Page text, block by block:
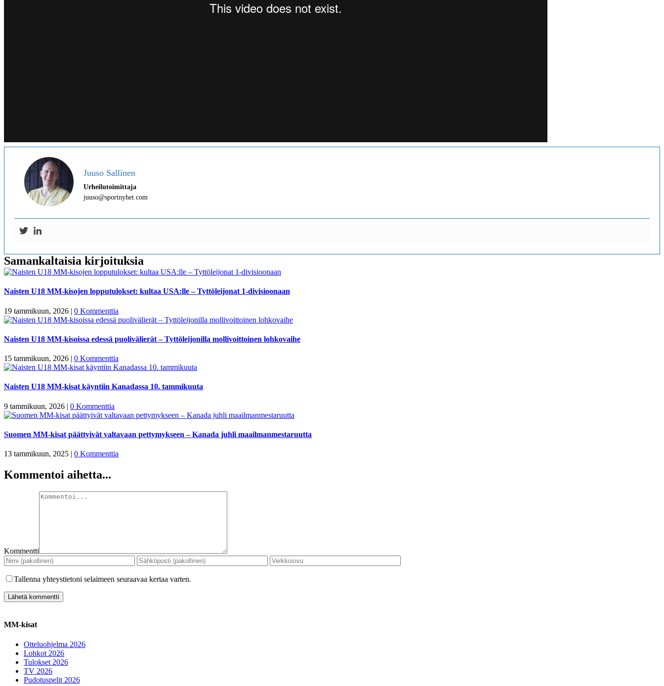
Juuso Sallinen
Urheilutoimittaja
juuso@sportnyhet.com
Samankaltaisia kirjoituksia
Naisten U18 MM-kisojen lopputulokset: kultaa USA:lle – Tyttöleijonat 1-divisioonaan
19 tammikuun, 2026 | 0 Kommenttia
Naisten U18 MM-kisoissa edessä puolivälierät – Tyttöleijonilla mollivoittoinen lohkovaihe
15 tammikuun, 2026 | 0 Kommenttia
Naisten U18 MM-kisat käyntiin Kanadassa 10. tammikuuta
9 tammikuun, 2026 | 0 Kommenttia
Suomen MM-kisat päättyivät valtavaan pettymykseen – Kanada juhli maailmanmestaruutta
13 tammikuun, 2025 | 0 Kommenttia
Kommentoi aihetta...
Kommentti
Tallenna yhteystietoni selaimeen seuraavaa kertaa varten.
MM-kisat
Otteluohjelma 2026
Lohkot 2026
Tulokset 2026
TV 2026
Pudotuspelit 2026